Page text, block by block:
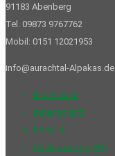
91183 Abenberg
Tel. 09873 9767762
Mobil: 0151 12021953
info@aurachtal-Alpakas.de
Impressum
Datenschutz
Kontakt
Cookie policy (EU)